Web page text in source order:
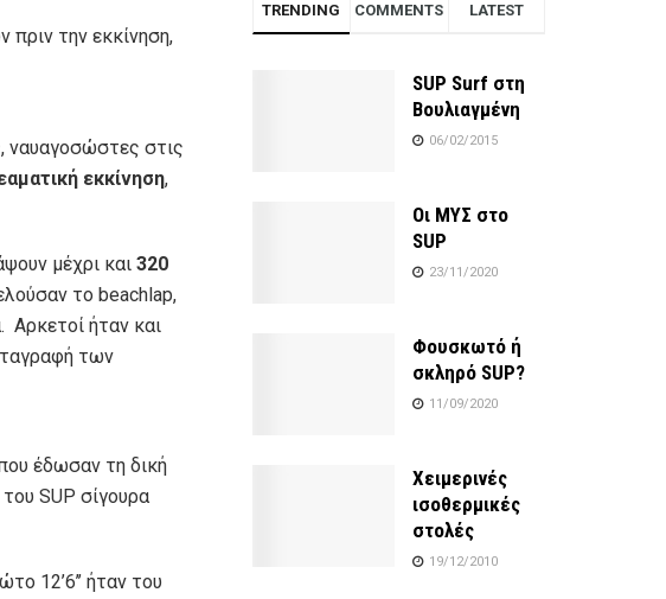
την εκκίνηση,
ναυαγοσώστες στις
εκκίνηση,
μέχρι και 320
το beachlap,
Αρκετοί ήταν και
των
έδωσαν τη δική
SUP σίγουρα
12’6’’ ήταν του
TRENDING COMMENTS LATEST
SUP Surf στη
Βουλιαγμένη
06/02/2015
Οι ΜΥΣ στο
SUP
23/11/2020
Φουσκωτό ή
σκληρό SUP?
11/09/2020
Χειμερινές
ισοθερμικές
στολές
19/12/2010